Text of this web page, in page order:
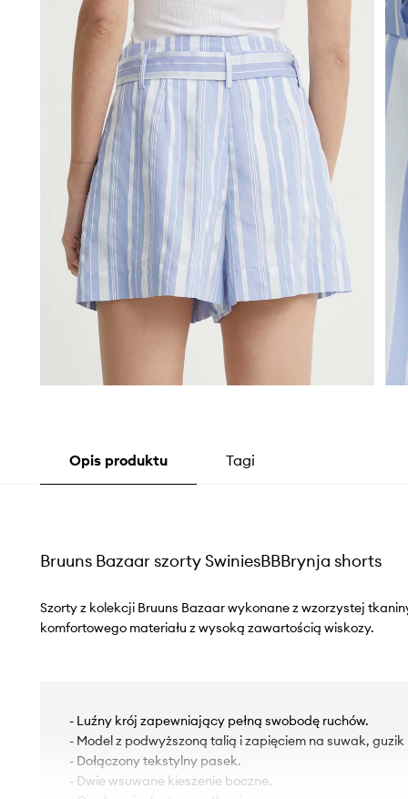
Opis produktu Tagi
Bruuns Bazaar szorty SwiniesBBBrynja shorts
Szorty z kolekcji Bruuns Bazaar wykonane z wzorzystej
komfortowego materiału z wysoką zawartością wiskozy.
- Luźny krój zapewniający pełną swobodę ruchów.
- Model z podwyższoną talią i zapięciem na suwak, guzik
- Dołączony tekstylny pasek.
- Dwie wsuwane kieszenie boczne.